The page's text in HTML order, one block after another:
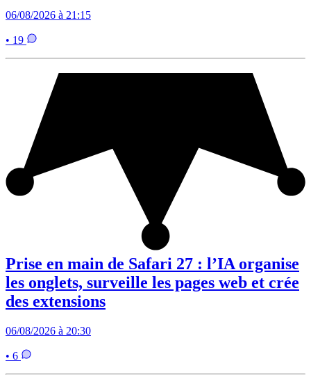
06/08/2026 à 21:15
• 19
Prise en main de Safari 27 : l’IA organise
les onglets, surveille les pages web et crée
des extensions
06/08/2026 à 20:30
• 6